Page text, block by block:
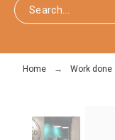
Home Work done